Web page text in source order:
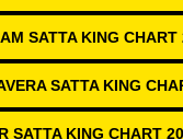
SATTA KING CHART
SATTA KING
SATTA KING CHART